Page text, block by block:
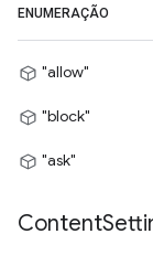
ENUMERAÇÃO
"allow"
"block"
"ask"
Content